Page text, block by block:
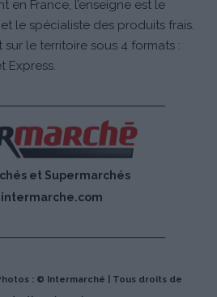
en France, l’enseigne est le
le spécialiste des produits frais.
le territoire sous 4 formats :
Express.
et Supermarchés
: © Intermarché | Tous droits de